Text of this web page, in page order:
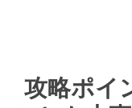
攻略ポイ